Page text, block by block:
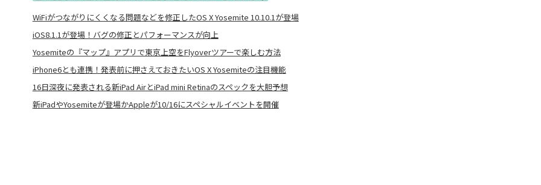
WiFiがつながりにくくなる問題などを修正したOS X Yosemite 10.10.1が登場
iOS8.1.1が登場！バグの修正とパフォーマンスが向上
Yosemiteの『マップ』アプリで東京上空をFlyoverツアーで楽しむ方法
iPhone6とも連携！発表前に押さえておきたいOS X Yosemiteの注目機能
16日深夜に発表される新iPad AirとiPad mini Retinaのスペックを大胆予想
新iPadやYosemiteが登場かAppleが10/16にスペシャルイベントを開催